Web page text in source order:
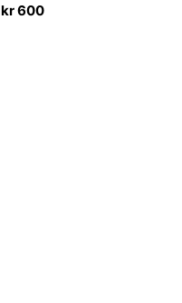
kr600